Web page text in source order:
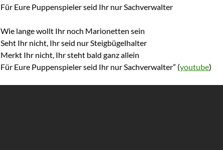
Für Eure Puppenspieler seid Ihr nur Sachverwalter
Wie lange wollt Ihr noch Marionetten sein
Seht Ihr nicht, Ihr seid nur Steigbügelhalter
Merkt Ihr nicht, Ihr steht bald ganz allein
Für Eure Puppenspieler seid Ihr nur Sachverwalter” (youtube)